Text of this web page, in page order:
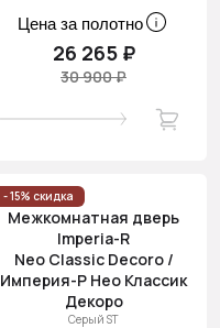
Цена за полотно
26 265 ₽
30 900 ₽
- 15% скидка
Межкомнатная дверь
Imperia-R
Neo Classic Decoro /
Империя-Р Нео Классик
Декоро
Серый ST